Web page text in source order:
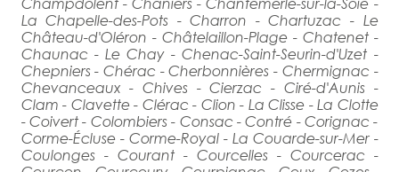
La Chapelle-des-Pots - Charron - Chartuzac - Le
Château-d'Oléron - Châtelaillon-Plage - Chatenet -
Chaunac - Le Chay - Chenac-Saint-Seurin-d'Uzet -
Chepniers - Chérac - Cherbonnières - Chermignac -
Chevanceaux - Chives - Cierzac - Ciré-d'Aunis -
Clam - Clavette - Clérac - Clion - La Clisse - La Clotte
- Coivert - Colombiers - Consac - Contré - Corignac -
Corme-Écluse - Corme-Royal - La Couarde-sur-Mer -
Coulonges - Courant - Courcelles - Courcerac -